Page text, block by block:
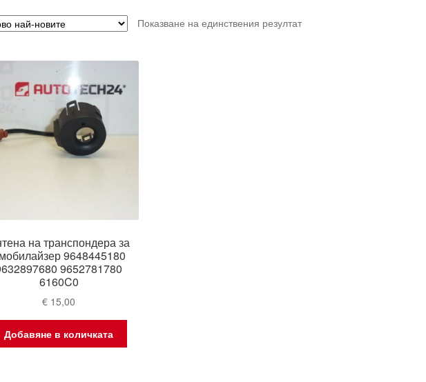
Показване на единствения резултат
на транспондера за
9648445180
9652781780
6160C0
€ 15,00
Добавяне в количката